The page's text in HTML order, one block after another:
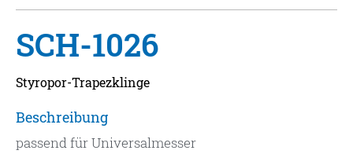
SCH-1026
Styropor-Trapezklinge
Beschreibung
passend für Universalmesser